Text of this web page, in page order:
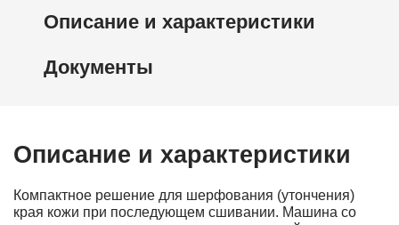
Описание и характеристики
Документы
Описание и характеристики
Компактное решение для шерфования (утончения)
края кожи при послeдующeм cшивании. Мaшина со